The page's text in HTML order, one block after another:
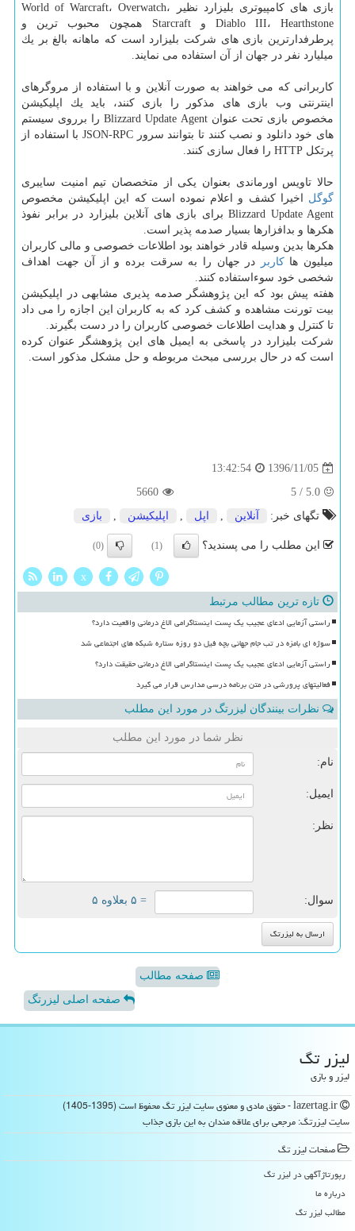
بازی های كامپیوتری بلیزارد نظیر World of Warcraft، Overwatch،
Diablo III، Hearthstone و Starcraft همچون محبوب ترین و
پرطرفدارترین بازی های شركت بلیزارد است كه ماهانه بالغ بر یك
میلیارد نفر در جهان از آن استفاده می نمایند.
كاربرانی كه می خواهند به صورت آنلاین و با استفاده از مروگرهای
اینترنتی وب بازی های مذكور را بازی كنند، باید یك اپلیكیشن
مخصوص بازی تحت عنوان Blizzard Update Agent را برروی سیستم
های خود دانلود و نصب كنند تا بتوانند سرور JSON-RPC با استفاده از
پرتكل HTTP را فعال سازی كنند.
حالا تاویس اورماندی بعنوان یكی از متخصصان تیم امنیت سایبری
گوگل اخیرا كشف و اعلام نموده است كه این اپلیكیشن مخصوص
Blizzard Update Agent برای بازی های آنلاین بلیزارد در برابر نفوذ
هكرها و بدافزارها بسیار صدمه پذیر است.
هكرها بدین وسیله قادر خواهند بود اطلاعات خصوصی و مالی كاربران
میلیون هاكاربر
در جهان را به سرقت برده و از آن جهت اهداف
شخصی خود سوءاستفاده كنند.
هفته پیش بود كه این پژوهشگر صدمه پذیری مشابهی در اپلیكیشن
بیت تورنت مشاهده و كشف كرد كه به كاربران این اجازه را می داد
تا كنترل و هدایت اطلاعات خصوصی كاربران را در دست بگیرند.
شركت بلیزارد در پاسخی به ایمیل های این پژوهشگر عنوان كرده
است كه در حال بررسی مبحث مربوطه و حل مشكل مذكور است.
1396/11/05
13:42:54
5.0
/
5
5660
تگهای خبر:
آنلاین , اپل , اپلیكیشن , بازی
این مطلب را می پسندید؟ (1)
(0)
x
تازه ترین مطالب مرتبط
راستی آزمایی ادعای عجیب یک پست اینستاگرامی الاغ درمانی واقعیت دارد؟
سوژه ای بامزه در تب جام جهانی بچه فیل دو روزه ستاره شبکه های اجتماعی شد
راستی آزمایی ادعای عجیب یک پست اینستاگرامی الاغ درمانی حقیقت دارد؟
فعالیتهای پرورشی در متن برنامه درسی مدارس قرار می گیرد
نظرات بینندگان لیزرتگ در مورد این مطلب
نظر شما در مورد این مطلب
نام:
ایمیل:
نظر:
سوال: = ۵ بعلاوه ۵
صفحه مطالب
صفحه اصلی لیزرتگ
لیزر تگ
لیزر و بازی
سایت لیزرتگ: مرجعی برای علاقه مندان به این بازی جذاب
صفحات لیزر تگ
رپورتاژآگهی در لیزر تگ
درباره ما
مطالب لیزر تگ